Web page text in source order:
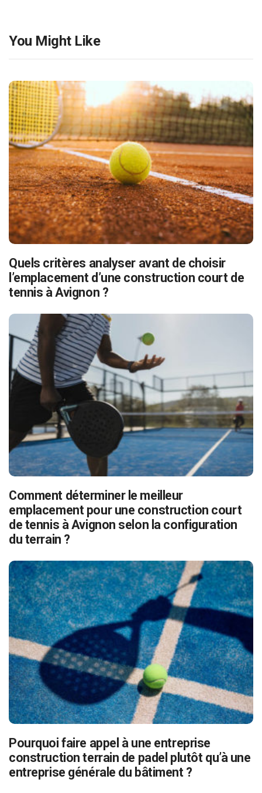
You Might Like
Quels critères analyser avant de choisir
l’emplacement d’une construction court de
tennis à Avignon ?
Comment déterminer le meilleur
emplacement pour une construction court
de tennis à Avignon selon la configuration
du terrain ?
Pourquoi faire appel à une entreprise
construction terrain de padel plutôt qu’à une
entreprise générale du bâtiment ?